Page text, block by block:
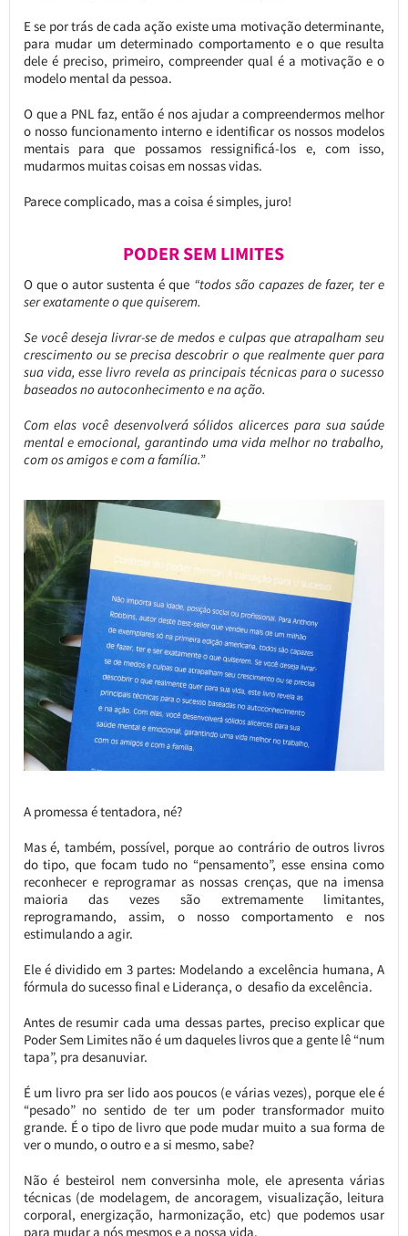
E se por trás de cada ação existe uma motivação determinante,
para mudar um determinado comportamento e o que resulta
dele é preciso, primeiro, compreender qual é a motivação e o
modelo mental da pessoa.
O que a PNL faz, então é nos ajudar a compreendermos melhor
o nosso funcionamento interno e identificar os nossos modelos
mentais para que possamos ressignificá-los e, com isso,
mudarmos muitas coisas em nossas vidas.
Parece complicado, mas a coisa é simples, juro!
PODER SEM LIMITES
O que o autor sustenta é que “todos são capazes de fazer, ter e
ser exatamente o que quiserem.
Se você deseja livrar-se de medos e culpas que atrapalham seu
crescimento ou se precisa descobrir o que realmente quer para
sua vida, esse livro revela as principais técnicas para o sucesso
baseados no autoconhecimento e na ação.
Com elas você desenvolverá sólidos alicerces para sua saúde
mental e emocional, garantindo uma vida melhor no trabalho,
com os amigos e com a família.”
A promessa é tentadora, né?
Mas é, também, possível, porque ao contrário de outros livros
do tipo, que focam tudo no “pensamento”, esse ensina como
reconhecer e reprogramar as nossas crenças, que na imensa
maioria das vezes são extremamente limitantes,
reprogramando, assim, o nosso comportamento e nos
estimulando a agir.
Ele é dividido em 3 partes: Modelando a excelência humana, A
fórmula do sucesso final e Liderança, o desafio da excelência.
Antes de resumir cada uma dessas partes, preciso explicar que
Poder Sem Limites não é um daqueles livros que a gente lê “num
tapa”, pra desanuviar.
É um livro pra ser lido aos poucos (e várias vezes), porque ele é
“pesado” no sentido de ter um poder transformador muito
grande. É o tipo de livro que pode mudar muito a sua forma de
ver o mundo, o outro e a si mesmo, sabe?
Não é besteirol nem conversinha mole, ele apresenta várias
técnicas (de modelagem, de ancoragem, visualização, leitura
corporal, energização, harmonização, etc) que podemos usar
para mudar a nós mesmos e a nossa vida.